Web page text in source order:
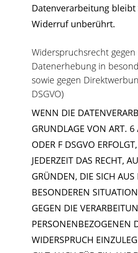
Datenverarbeitung bleibt
Widerruf unberührt.
Widerspruchsrecht gegen
Datenerhebung in
sowie gegen
DSGVO)
WENN DIE
GRUNDLAGE VON ART. 6
ODER F DSGVO
JEDERZEIT DAS RECHT,
GRÜNDEN, DIE SICH AUS
BESONDEREN
GEGEN DIE
PERSONENBEZOGENEN
WIDERSPRUCH